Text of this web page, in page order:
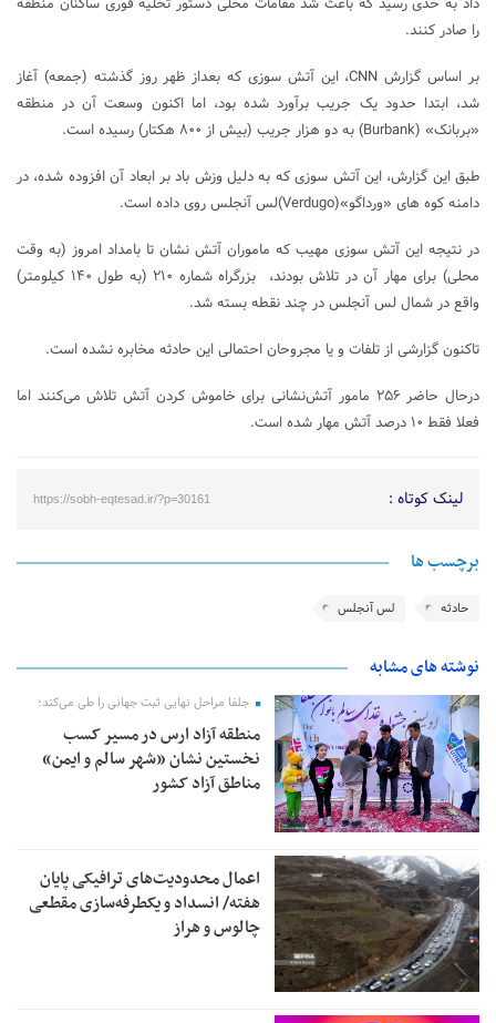
داد به حدی رسید که باعث شد مقامات محلی دستور تخلیه فوری ساکنان منطقه
را صادر کنند.
بر اساس گزارش CNN، این آتش سوزی که بعداز ظهر روز گذشته (جمعه) آغاز
شد، ابتدا حدود یک جریب برآورد شده بود، اما اکنون وسعت آن در منطقه
«بربانک» (Burbank) به دو هزار جریب (بیش از ۸۰۰ هکتار) رسیده است.
طبق این گزارش، این آتش سوزی که به دلیل وزش باد بر ابعاد آن افزوده شده، در
دامنه کوه های «ورداگو»(Verdugo)لس آنجلس روی داده است.
در نتیجه این آتش سوزی مهیب که ماموران آتش نشان تا بامداد امروز (به وقت
محلی) برای مهار آن در تلاش بودند، بزرگراه شماره ۲۱۰ (به طول ۱۴۰ کیلومتر)
واقع در شمال لس آنجلس در چند نقطه بسته شد.
تاکنون گزارشی از تلفات و یا مجروحان احتمالی این حادثه مخابره نشده است.
درحال حاضر ۲۵۶ مامور آتش‌نشانی برای خاموش کردن آتش تلاش می‌کنند اما
فعلا فقط ۱۰ درصد آتش مهار شده است.
لینک کوتاه : https://sobh-eqtesad.ir/?p=30161
برچسب ها
حادثه لس آنجلس
نوشته های مشابه
جلفا مراحل نهایی ثبت جهانی را طی می‌کند؛
منطقه آزاد ارس در مسیر کسب
نخستین نشان «شهر سالم و ایمن»
مناطق آزاد کشور
اعمال محدودیت‌های ترافیکی پایان
هفته/ انسداد و یکطرفه‌سازی مقطعی
چالوس و هراز